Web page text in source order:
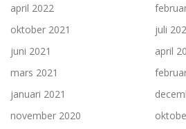
april 2022
oktober 2021
juli
juni 2021
april
mars 2021
januari 2021
november 2020